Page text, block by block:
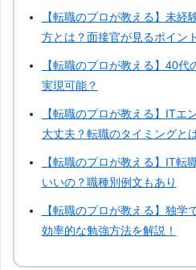
【転職のプロが教える】未経
方とは？面接官が見るポイン
【転職のプロが教える】40
実現可能？
【転職のプロが教える】ITエ
大丈夫？転職のタイミングと
【転職のプロが教える】IT転
いいの？職種別例文もあり
【転職のプロが教える】独学
効率的な勉強方法を解説！